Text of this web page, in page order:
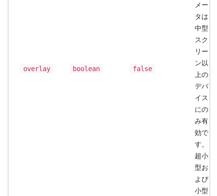
overlay boolean false
メー
タは
中型
スク
リー
ン以
上の
デバ
イス
にの
み有
効で
す。
超小
型お
よび
小型